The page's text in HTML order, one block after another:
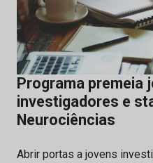
Programa premeia
investigadores e
Neurociências
Abrir portas a jovens